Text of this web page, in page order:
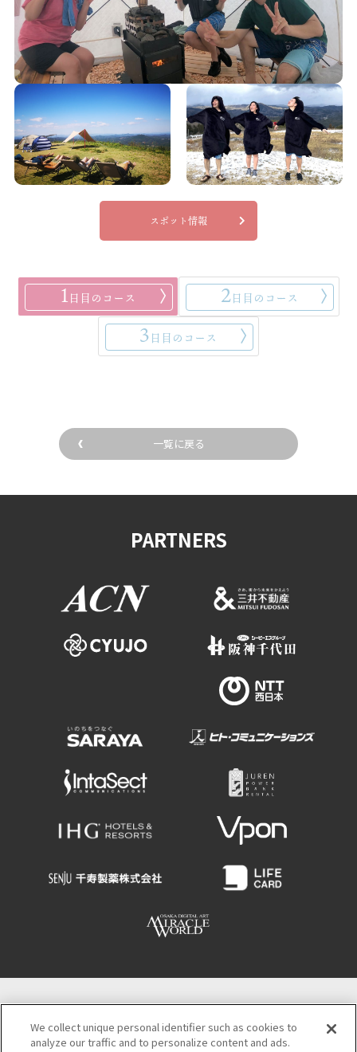
スポット情報
1日目のコース 2日目のコース
3日目のコース
一覧に戻る
PARTNERS
〒542-0081 大阪市中央区南船場4-4-21
We collect unique personal identifier such as cookies to
analyze our traffic and to personalize content and ads.